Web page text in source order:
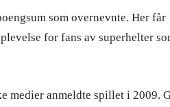
som overnevnte. Her får
for fans av superhelter
medier anmeldte spillet i 2009.